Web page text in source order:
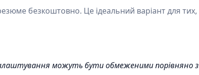
безкоштовно. Це ідеальний варіант для тих,
можуть бути обмеженими порівняно з